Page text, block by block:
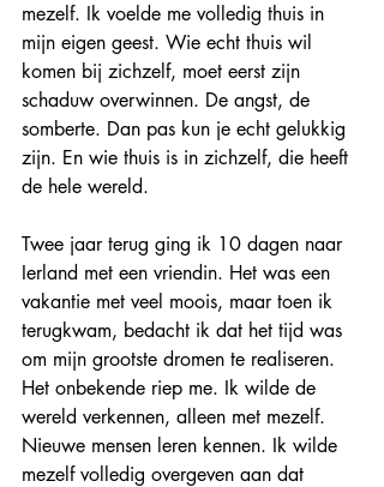
mezelf. Ik voelde me volledig thuis in
mijn eigen geest. Wie echt thuis wil
komen bij zichzelf, moet eerst zijn
schaduw overwinnen. De angst, de
somberte. Dan pas kun je echt gelukkig
zijn. En wie thuis is in zichzelf, die heeft
de hele wereld.
Twee jaar terug ging ik 10 dagen naar
Ierland met een vriendin. Het was een
vakantie met veel moois, maar toen ik
terugkwam, bedacht ik dat het tijd was
om mijn grootste dromen te realiseren.
Het onbekende riep me. Ik wilde de
wereld verkennen, alleen met mezelf.
Nieuwe mensen leren kennen. Ik wilde
mezelf volledig overgeven aan dat